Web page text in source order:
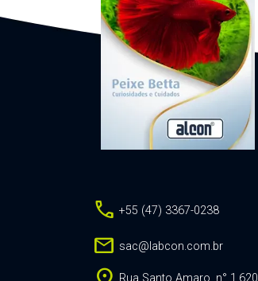
call +55 (47) 3367-0238
mail sac@labcon.com.br